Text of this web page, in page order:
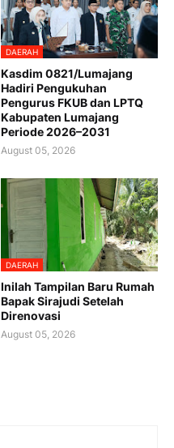
DAERAH
Kasdim 0821/Lumajang
Hadiri Pengukuhan
Pengurus FKUB dan LPTQ
Kabupaten Lumajang
Periode 2026–2031
August 05, 2026
DAERAH
Inilah Tampilan Baru Rumah
Bapak Sirajudi Setelah
Direnovasi
August 05, 2026